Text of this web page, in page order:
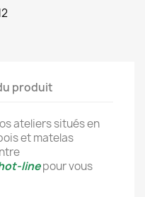
produit
ateliers situés en
et matelas
linepour vous